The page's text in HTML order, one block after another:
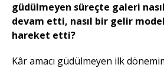
güdülmeyen süreçte galeri
devam etti, nasıl bir gelir
hareket etti?
Kâr amacı güdülmeyen ilk